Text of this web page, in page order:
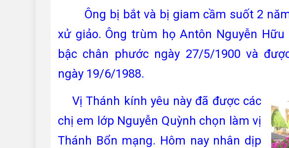
Ông bị bắt và bị giam cầm suốt 2
xử giảo. Ông trùm họ Antôn Nguyễn
bậc chân phước ngày 27/5/1900 và
ngày 19/6/1988.
Vị Thánh kính yêu này đã được các
chị em lớp Nguyễn Quỳnh chọn làm vị
Thánh Bổn mạng. Hôm nay nhân dịp